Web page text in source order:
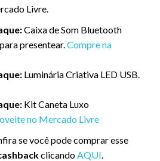
Livre.
Caixa de Som Bluetooth
presentear.Compre na
Luminária Criativa LED USB.
Kit Caneta Luxo
no Mercado Livre
se você pode comprar esse
clicandoAQUI.